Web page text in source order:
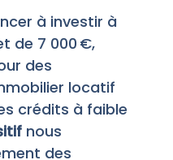
à investir à
de 7 000 €,
des
locatif
crédits à faible
nous
des